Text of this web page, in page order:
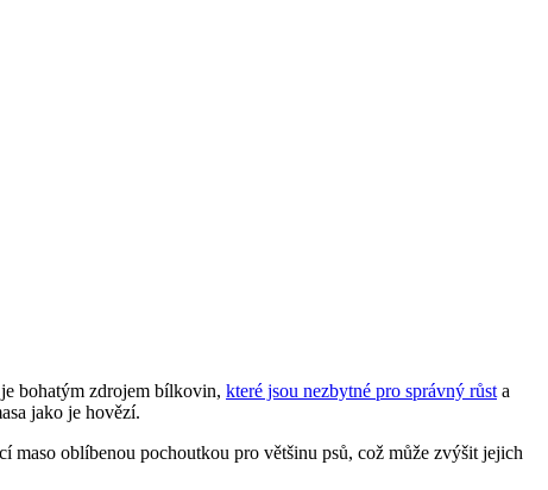
bohatým zdrojem bílkovin, které jsou nezbytné pro správný růsta
jako je hovězí.
maso oblíbenou pochoutkou pro většinu psů, což může zvýšit jejich